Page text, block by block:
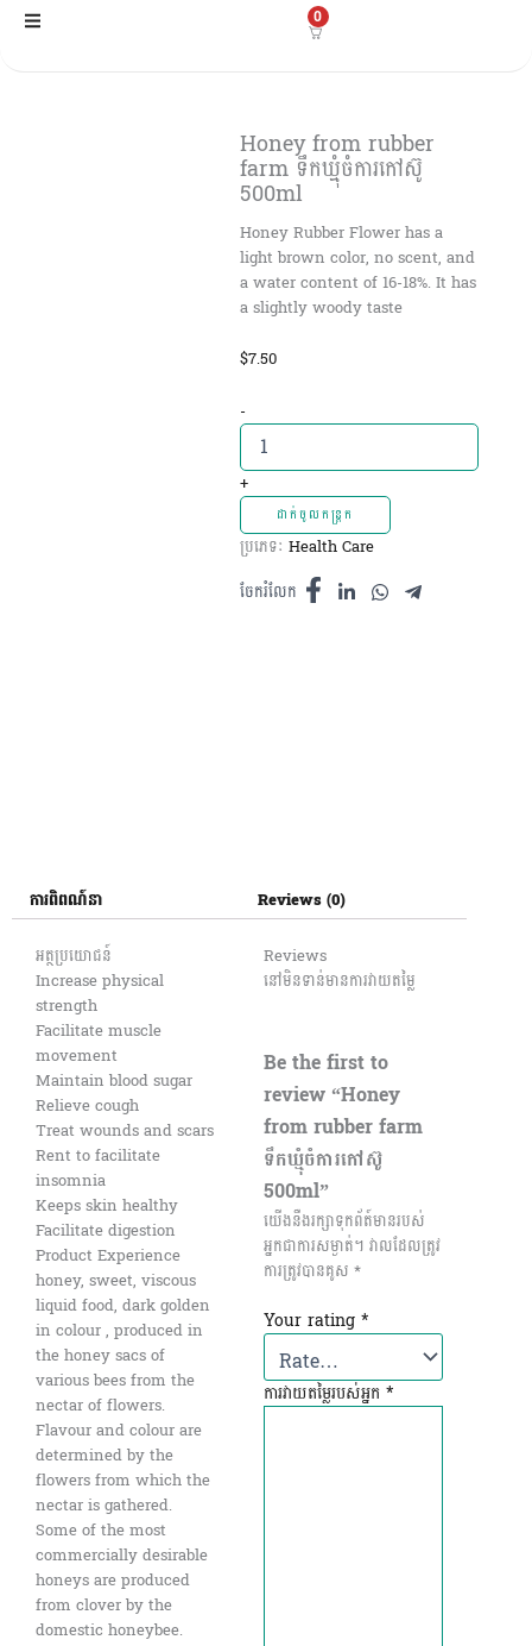
Skip
0
Honey from rubber
farm ទឹកឃ្មុំចំការកៅស៊ូ
500ml
Honey Rubber Flower has a
light brown color, no scent, and
a water content of 16-18%. It has
a slightly woody taste
$7.50
-Honey
from
rubber
farm
ទឹក
ឃ្មុំ
ចំការ
កៅស៊ូ
500ml
+
ដាក់ចូលកន្ត្រក
ប្រភេទៈ Health Care
ចែករំលែក
ការពិពណ៍នា
អត្ថប្រយោជន៍
Increase physical
strength
Facilitate muscle
movement
Maintain blood sugar
Relieve cough
Treat wounds and scars
Rent to facilitate
insomnia
Keeps skin healthy
Facilitate digestion
Product Experience
honey, sweet, viscous
liquid food, dark golden
in colour , produced in
the honey sacs of
various bees from the
nectar of flowers.
Flavour and colour are
determined by the
flowers from which the
nectar is gathered.
Some of the most
commercially desirable
honeys are produced
from clover by the
domestic honeybee.
Reviews (0)
Reviews
នៅមិនទាន់មានការវាយតម្លៃ
Be the first to
review “Honey
from rubber farm
ទឹកឃ្មុំចំការកៅស៊ូ
500ml”
យើងនឺងរក្សាទុកព័ត៍មានរបស់
អ្នកជាការសម្ងាត់។ វាល​ដែល​ត្រូវ​
ការ​ត្រូវ​បាន​គូស *
Your rating *
ការវាយតម្លៃរបស់អ្នក *